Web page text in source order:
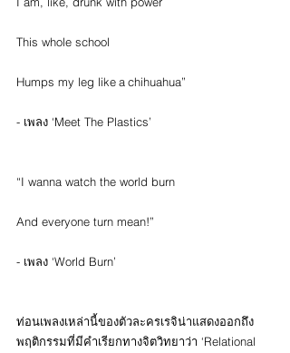
This whole school
Humps my leg like a chihuahua”
- เพลง ‘Meet The Plastics’
“I wanna watch the world burn
And everyone turn mean!”
- เพลง ‘World Burn’
ท่อนเพลงเหล่านี้ของตัวละครเรจิน่าแสดงออกถึง
พฤติกรรมที่มีคำเรียกทางจิตวิทยาว่า ‘Relational